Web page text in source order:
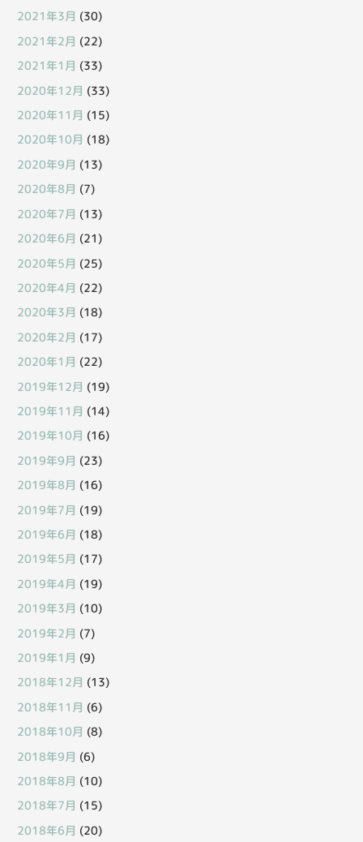
2021年3月 (30)
2021年2月 (22)
2021年1月 (33)
2020年12月 (33)
2020年11月 (15)
2020年10月 (18)
2020年9月 (13)
2020年8月 (7)
2020年7月 (13)
2020年6月 (21)
2020年5月 (25)
2020年4月 (22)
2020年3月 (18)
2020年2月 (17)
2020年1月 (22)
2019年12月 (19)
2019年11月 (14)
2019年10月 (16)
2019年9月 (23)
2019年8月 (16)
2019年7月 (19)
2019年6月 (18)
2019年5月 (17)
2019年4月 (19)
2019年3月 (10)
2019年2月 (7)
2019年1月 (9)
2018年12月 (13)
2018年11月 (6)
2018年10月 (8)
2018年9月 (6)
2018年8月 (10)
2018年7月 (15)
2018年6月 (20)